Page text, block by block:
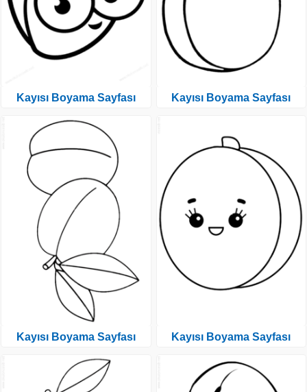
Kayısı Boyama Sayfası
Kayısı Boyama Sayfası
Kayısı Boyama Sayfası
Kayısı Boyama Sayfası